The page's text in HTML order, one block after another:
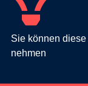
Sie können
nehmen